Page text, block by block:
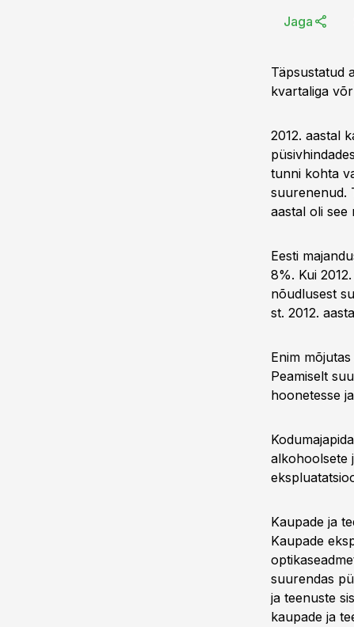
Jaga
Täpsustatud
kvartaliga
2012. aastal
tunni kohta
suurenenud.
aastal oli see
Eesti
8%. Kui
nõudlusest
st. 2012.
Enim
Peamiselt
hoonetesse
alkohoolsete
Kaupade ja
Kaupade
suurendas
ja teenuste
kaupade ja